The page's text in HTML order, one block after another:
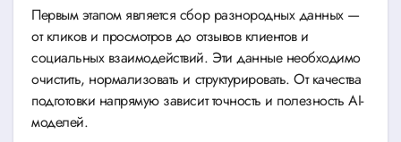
Первым этапом является сбор разнородных данных —
от кликов и просмотров до отзывов клиентов и
социальных взаимодействий. Эти данные необходимо
очистить, нормализовать и структурировать. От качества
подготовки напрямую зависит точность и полезность AI-
моделей.